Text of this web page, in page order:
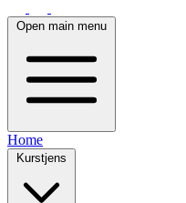
Open main menu
Home
Kurstjens